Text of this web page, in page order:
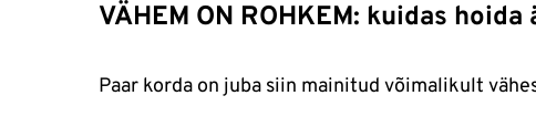
VÄHEM ON ROHKEM: kuidas
Paar korda on juba siin mainitud võimalikult